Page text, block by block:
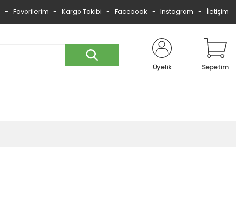
Favorilerim Kargo Takibi Facebook Instagram İletişim
Üyelik Sepetim